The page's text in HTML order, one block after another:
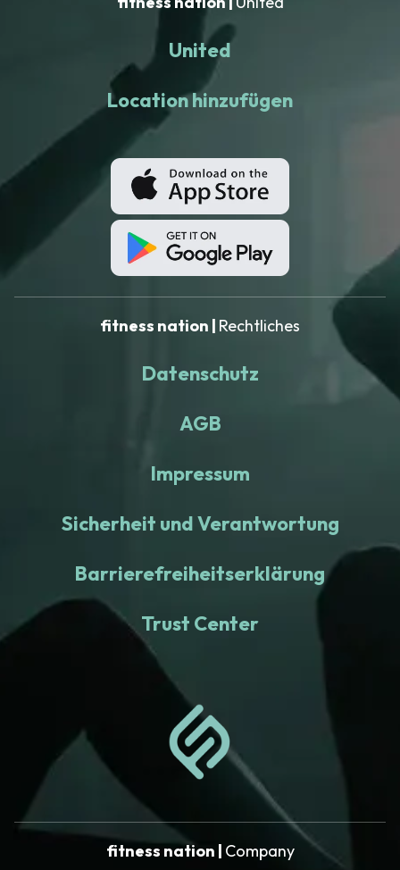
United
Location hinzufügen
fitness nation | Rechtliches
Datenschutz
AGB
Impressum
Sicherheit und Verantwortung
Barrierefreiheitserklärung
Trust Center
fitness nation | Company